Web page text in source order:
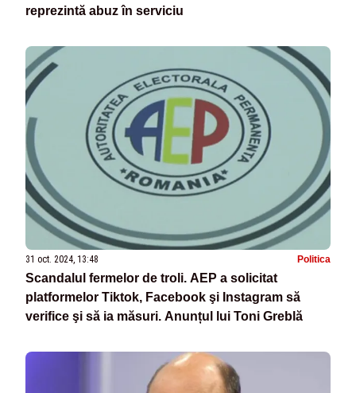
reprezintă abuz în serviciu
31 oct. 2024, 13:48 Politica
Scandalul fermelor de troli. AEP a solicitat
platformelor Tiktok, Facebook şi Instagram să
verifice şi să ia măsuri. Anunțul lui Toni Greblă